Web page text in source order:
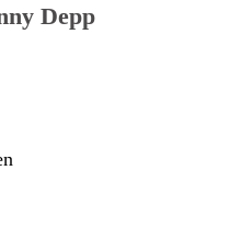
Depp